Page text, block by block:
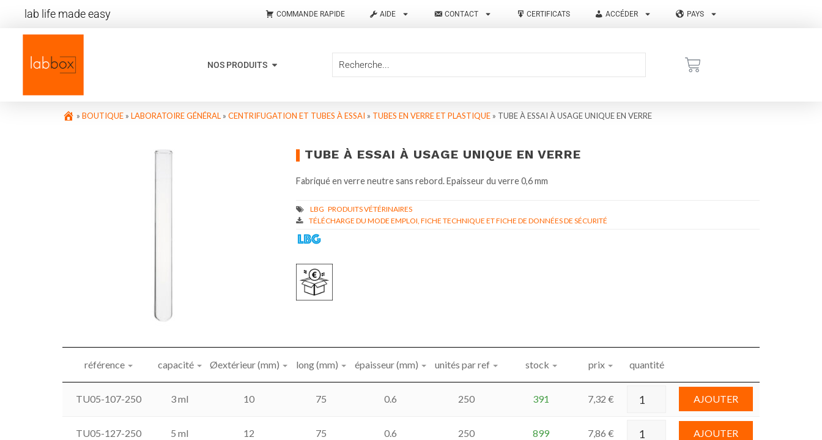
lab life made easy COMMANDE RAPIDE AIDE CONTACT CERTIFICATS ACCÉDER PAYS
NOS PRODUITS
» BOUTIQUE » LABORATOIRE GÉNÉRAL » CENTRIFUGATION ET TUBES À ESSAI » TUBES EN VERRE ET PLASTIQUE » TUBE À ESSAI À USAGE UNIQUE EN VERRE
TUBE À ESSAI À USAGE UNIQUE EN VERRE
Fabriqué en verre neutre sans rebord. Epaisseur du verre 0,6 mm
TÉLÉCHARGE DU MODE EMPLOI, FICHE TECHNIQUE ET FICHE DE DONNÉES DE SÉCURITÉ
référence capacité Øextérieur (mm) long (mm) épaisseur (mm) unités par ref stock prix quantité
TU05-107-250 3 ml 10 75 0.6 250 391 7,32 € AJOUTER
TU05-127-250 5 ml 12 75 0.6 250 899 7,86 € AJOUTER